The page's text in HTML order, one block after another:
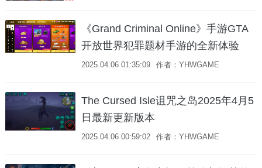
《Grand Criminal Online》手游GTA
开放世界犯罪题材手游的全新体验
2025.04.06 01:35:09 作者：YHWGAME
The Cursed Isle诅咒之岛2025年4月5
日最新更新版本
2025.04.06 00:59:02 作者：YHWGAME